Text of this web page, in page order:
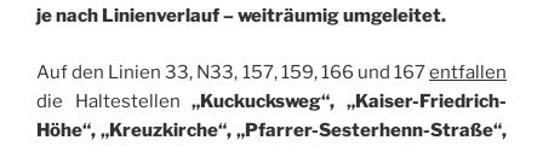
je nach Linienverlauf – weiträumig umgeleitet.
Auf den Linien 33, N33, 157, 159, 166 und 167entfallen
die Haltestellen„Kuckucksweg“, „Kaiser-Friedrich-
Höhe“, „Kreuzkirche“, „Pfarrer-Sesterhenn-Straße“,